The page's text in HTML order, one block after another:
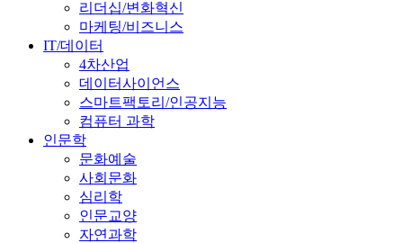
리더십/변화혁신
마케팅/비즈니스
IT/데이터
4차산업
데이터사이언스
스마트팩토리/인공지능
컴퓨터 과학
인문학
문화예술
사회문화
심리학
인문교양
자연과학